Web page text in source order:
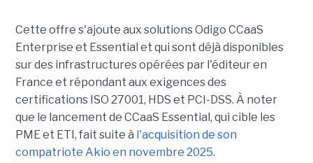
Cette offre s'ajoute aux solutions Odigo CCaaS
Enterprise et Essential et qui sont déjà disponibles
sur des infrastructures opérées par l'éditeur en
France et répondant aux exigences des
certifications ISO 27001, HDS et PCI-DSS. À noter
que le lancement de CCaaS Essential, qui cible les
PME et ETI, fait suite à l'acquisition de son
compatriote Akio en novembre 2025.